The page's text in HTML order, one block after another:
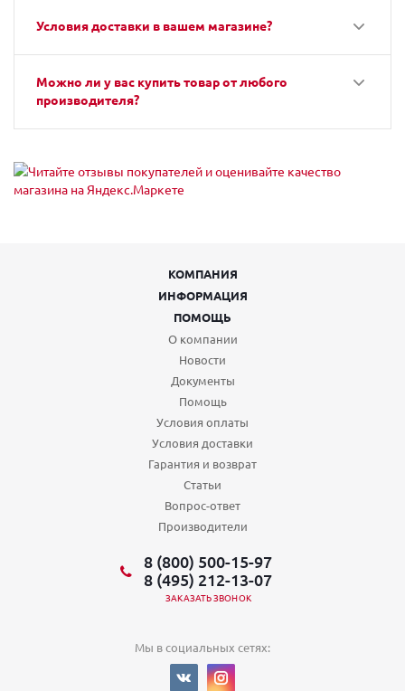
Условия доставки в вашем магазине?
Можно ли у вас купить товар от любого
производителя?
КОМПАНИЯ
ИНФОРМАЦИЯ
ПОМОЩЬ
О компании
Новости
Документы
Помощь
Условия оплаты
Условия доставки
Гарантия и возврат
Статьи
Вопрос-ответ
Производители
8 (800) 500-15-97
8 (495) 212-13-07
ЗАКАЗАТЬ ЗВОНОК
Мы в социальных сетях: